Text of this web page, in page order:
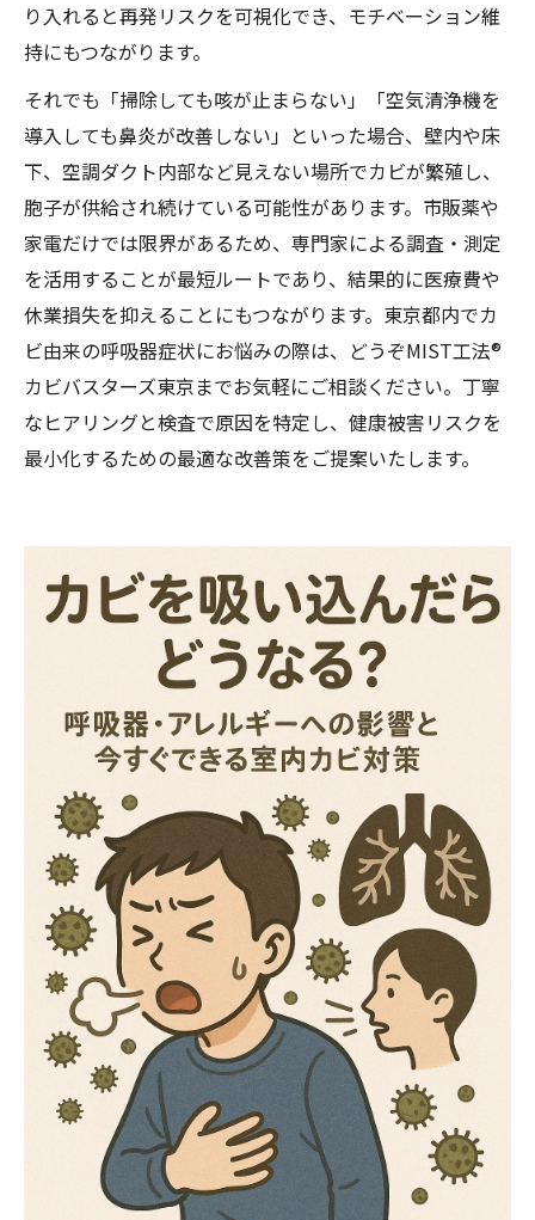
り入れると再発リスクを可視化でき、モチベーション維
持にもつながります。
それでも「掃除しても咳が止まらない」「空気清浄機を
導入しても鼻炎が改善しない」といった場合、壁内や床
下、空調ダクト内部など見えない場所でカビが繁殖し、
胞子が供給され続けている可能性があります。市販薬や
家電だけでは限界があるため、専門家による調査・測定
を活用することが最短ルートであり、結果的に医療費や
休業損失を抑えることにもつながります。東京都内でカ
ビ由来の呼吸器症状にお悩みの際は、どうぞMIST工法®
カビバスターズ東京までお気軽にご相談ください。丁寧
なヒアリングと検査で原因を特定し、健康被害リスクを
最小化するための最適な改善策をご提案いたします。